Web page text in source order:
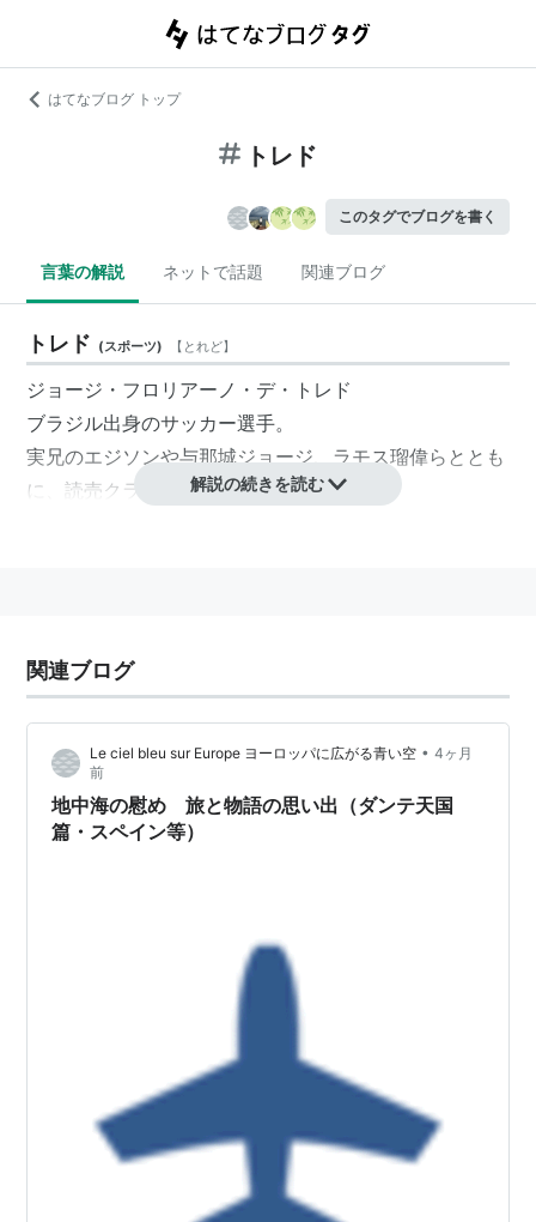
はてなブログ トップ
トレド
このタグでブログを書く
言葉の解説 ネットで話題 関連ブログ
トレド (スポーツ) 【 とれど】
ジョージ・フロリアーノ・デ・トレド
ブラジル出身のサッカー選手。
実兄のエジソンや与那城ジョージ、ラモス瑠偉らととも
に、読売クラブ黄金時代を支えた。
Toledo
スペイン中央部、
（Comunidad Autónoma de Castilla-La Mancha） の
州都で
トレド県 （Provincia de Toledo） の県都でもあ
と姉妹都市。町全体が博物館といわれ、1986年にトレ
ド大聖堂など旧市街全域が古都トレドとして世界遺産
等裁判所はトレドから南西に約210kmに位置する
（Albacete） に置かれている。
サッカークラブ 「CDトレド
（Club Deportivo
Toledo）」 の本拠地でもある。
解説の続きを読む
関連ブログ
Le ciel bleu sur Europe ヨーロッパに広がる青い空 • 4ヶ月
前
地中海の慰め 旅と物語の思い出（ダンテ天国
篇・スペイン等）